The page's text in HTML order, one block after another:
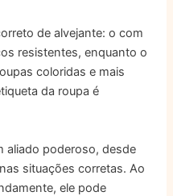
de alvejante: o com
resistentes, enquanto o
coloridas e mais
da roupa é
aliado poderoso, desde
situações corretas. Ao
ele pode